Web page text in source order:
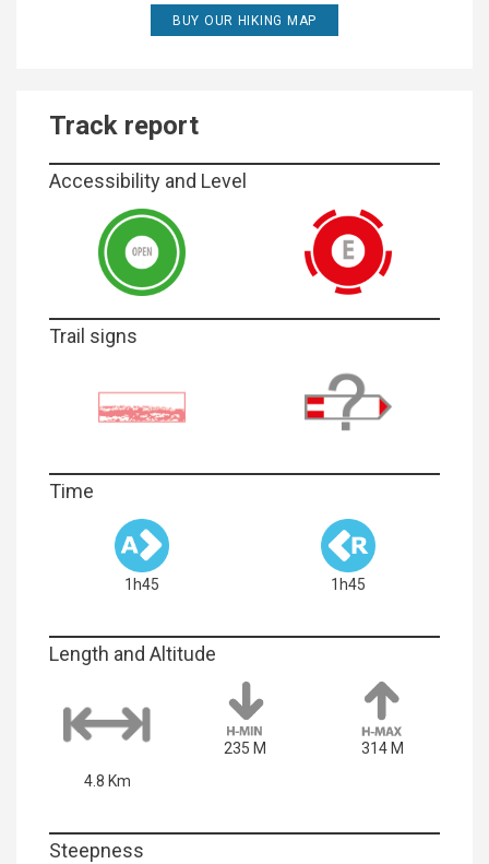
BUY OUR HIKING MAP
Track report
Accessibility and Level
Trail signs
Time
1h45 1h45
Length and Altitude
4.8 Km
235 M 314 M
Steepness